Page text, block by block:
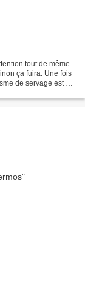
tout de même
ça fuira. Une fois
de servage est de